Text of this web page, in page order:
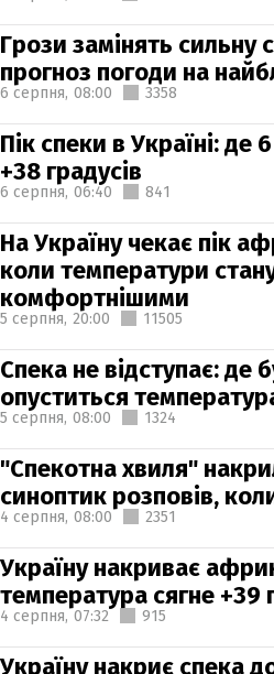
Грози замінять сильну
прогноз погоди на
6 серпня, 08:00 3358
Пік спеки в Україні: де
+38 градусів
6 серпня, 06:40 841
На Україну чекає пік
коли температури
комфортнішими
5 серпня, 20:00 11505
Спека не відступає: де
опуститься
5 серпня, 08:00 1324
"Спекотна хвиля"
синоптик розповів,
4 серпня, 08:00 2351
Україну накриває
температура сягне +39
4 серпня, 07:32 915
Україну накриє спека